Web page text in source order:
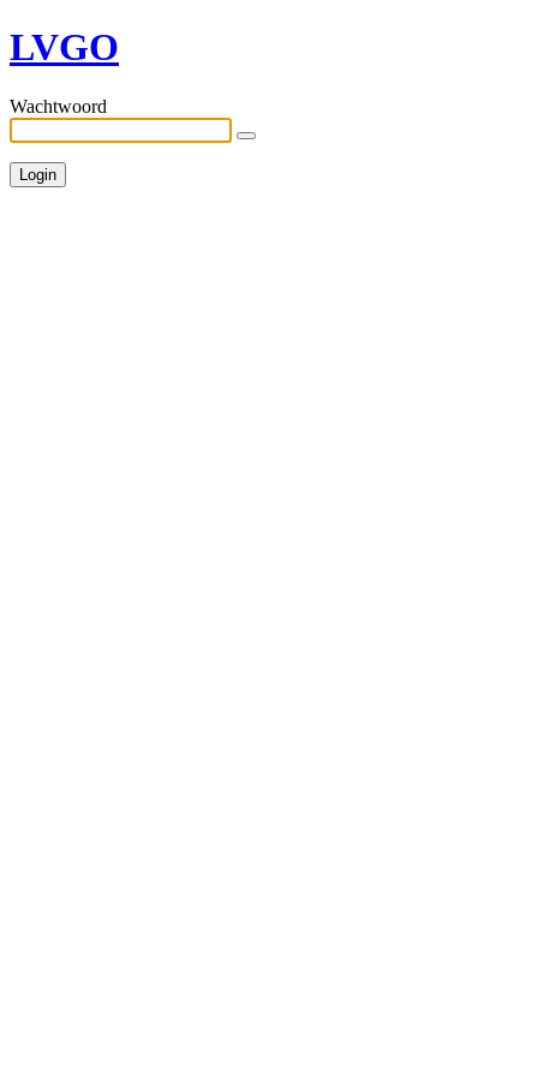
LVGO
Wachtwoord